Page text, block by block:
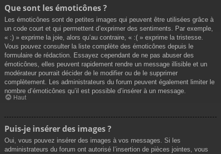
Que sont les émoticônes ?
Les émoticônes sont de petites images qui peuvent être utilisées grâce à
un code court et qui permettent d’exprimer des sentiments. Par exemple,
« :) » exprime la joie, alors qu’au contraire, « :( » exprime la tristesse.
Vous pouvez consulter la liste complète des émoticônes depuis le
formulaire de rédaction. Essayez cependant de ne pas abuser des
émoticônes, elles peuvent rapidement rendre un message illisible et un
modérateur pourrait décider de le modifier ou de le supprimer
complètement. Les administrateurs du forum peuvent également limiter le
nombre d’émoticônes qu’il est possible d’insérer à un message.
Haut
Puis-je insérer des images ?
Oui, vous pouvez insérer des images à vos messages. Si les
administrateurs du forum ont autorisé l’insertion de pièces jointes, vous